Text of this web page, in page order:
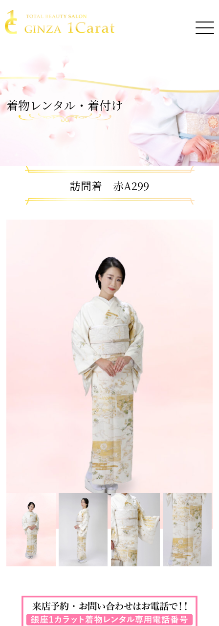
着物レンタル・着付け
訪問着 赤A299